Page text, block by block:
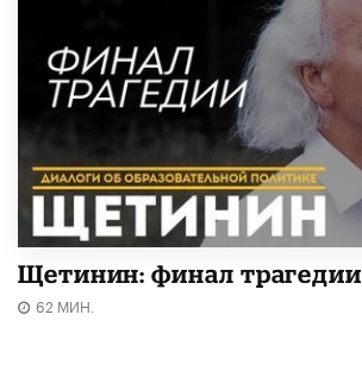
Щетинин: финал трагедии
62 МИН.